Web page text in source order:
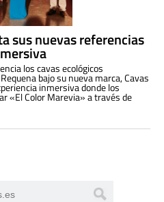
sus nuevas referencias
los cavas ecológicos
bajo su nueva marca, Cavas
inmersiva donde los
«El Color Marevia» a través de